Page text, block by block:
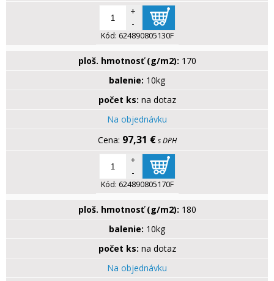
+
-
Kód: 624890805130F
ploš. hmotnosť (g/m2): 170
balenie: 10kg
počet ks: na dotaz
Na objednávku
97,31 € s DPH
+
-
Kód: 624890805170F
ploš. hmotnosť (g/m2): 180
balenie: 10kg
počet ks: na dotaz
Na objednávku